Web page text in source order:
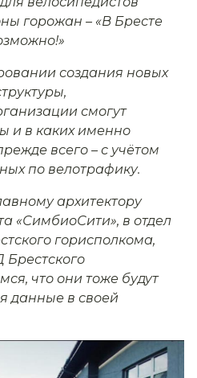
горожан – «В Бресте
создания новых
смогут
и в каких именно
всего – с учётом
по велотрафику.
архитектору
«СимбиоСити», в отдел
горисполкома,
Брестского
что они тоже будут
данные в своей